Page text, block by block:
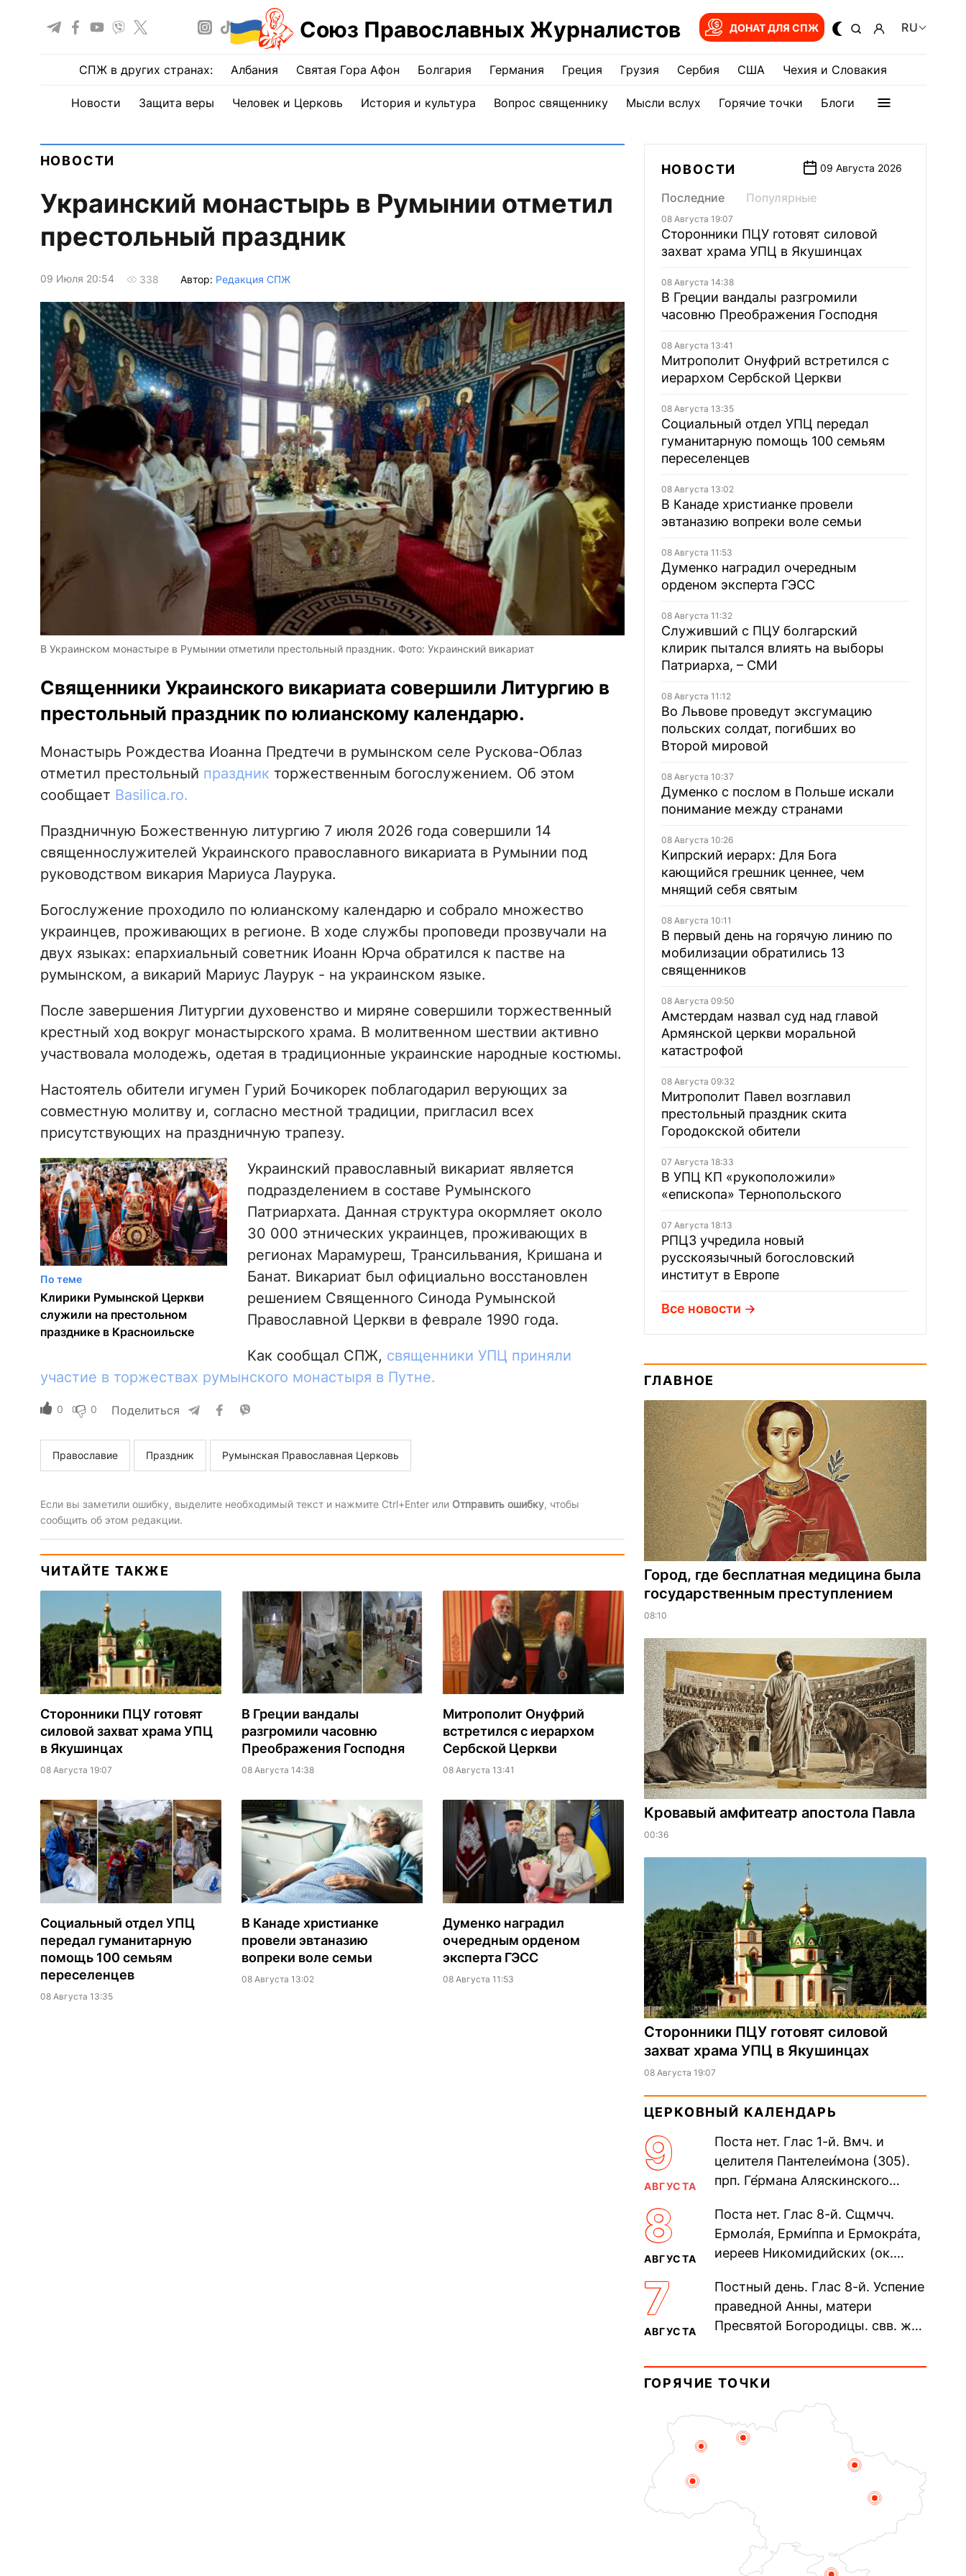
Союз Православных Журналистов ДОНАТ ДЛЯ СПЖ RU
СПЖ в других странах: Албания Святая Гора Афон Болгария Германия Греция Грузия Сербия США Чехия и Словакия
Новости Защита веры Человек и Церковь История и культура Вопрос священнику Мысли вслух Горячие точки Блоги
НОВОСТИ
Украинский монастырь в Румынии отметил
престольный праздник
09 Июля 20:54 338 Автор: Редакция СПЖ
В Украинском монастыре в Румынии отметили престольный праздник. Фото: Украинский викариат
Священники Украинского викариата совершили Литургию в
престольный праздник по юлианскому календарю.
Монастырь Рождества Иоанна Предтечи в румынском селе Рускова-Облаз
отметил престольный праздник торжественным богослужением. Об этом
сообщает Basilica.ro.
Праздничную Божественную литургию 7 июля 2026 года совершили 14
священнослужителей Украинского православного викариата в Румынии под
руководством викария Мариуса Лаурука.
Богослужение проходило по юлианскому календарю и собрало множество
украинцев, проживающих в регионе. В ходе службы проповеди прозвучали на
двух языках: епархиальный советник Иоанн Юрча обратился к пастве на
румынском, а викарий Мариус Лаурук - на украинском языке.
После завершения Литургии духовенство и миряне совершили торжественный
крестный ход вокруг монастырского храма. В молитвенном шествии активно
участвовала молодежь, одетая в традиционные украинские народные костюмы.
Настоятель обители игумен Гурий Бочикорек поблагодарил верующих за
совместную молитву и, согласно местной традиции, пригласил всех
присутствующих на праздничную трапезу.
По теме
Клирики Румынской Церкви
служили на престольном
празднике в Красноильске
Украинский православный викариат является
подразделением в составе Румынского
Патриархата. Данная структура окормляет около
30 000 этнических украинцев, проживающих в
регионах Марамуреш, Трансильвания, Кришана и
Банат. Викариат был официально восстановлен
решением Священного Синода Румынской
Православной Церкви в феврале 1990 года.
Как сообщал СПЖ, священники УПЦ приняли
участие в торжествах румынского монастыря в Путне.
0 0 Поделиться
Православие Праздник Румынская Православная Церковь
Если вы заметили ошибку, выделите необходимый текст и нажмите Ctrl+Enter или Отправить ошибку, чтобы
сообщить об этом редакции.
ЧИТАЙТЕ ТАКЖЕ
Сторонники ПЦУ готовят
силовой захват храма УПЦ
в Якушинцах
08 Августа 19:07
В Греции вандалы
разгромили часовню
Преображения Господня
08 Августа 14:38
Митрополит Онуфрий
встретился с иерархом
Сербской Церкви
08 Августа 13:41
Социальный отдел УПЦ
передал гуманитарную
помощь 100 семьям
переселенцев
08 Августа 13:35
В Канаде христианке
провели эвтаназию
вопреки воле семьи
08 Августа 13:02
Думенко наградил
очередным орденом
эксперта ГЭСС
08 Августа 11:53
НОВОСТИ 09 Августа 2026
Последние Популярные
08 Августа 19:07
Сторонники ПЦУ готовят силовой
захват храма УПЦ в Якушинцах
08 Августа 14:38
В Греции вандалы разгромили
часовню Преображения Господня
08 Августа 13:41
Митрополит Онуфрий встретился с
иерархом Сербской Церкви
08 Августа 13:35
Социальный отдел УПЦ передал
гуманитарную помощь 100 семьям
переселенцев
08 Августа 13:02
В Канаде христианке провели
эвтаназию вопреки воле семьи
08 Августа 11:53
Думенко наградил очередным
орденом эксперта ГЭСС
08 Августа 11:32
Служивший с ПЦУ болгарский
клирик пытался влиять на выборы
Патриарха, – СМИ
08 Августа 11:12
Во Львове проведут эксгумацию
польских солдат, погибших во
Второй мировой
08 Августа 10:37
Думенко с послом в Польше искали
понимание между странами
08 Августа 10:26
Кипрский иерарх: Для Бога
кающийся грешник ценнее, чем
мнящий себя святым
08 Августа 10:11
В первый день на горячую линию по
мобилизации обратились 13
священников
08 Августа 09:50
Амстердам назвал суд над главой
Армянской церкви моральной
катастрофой
08 Августа 09:32
Митрополит Павел возглавил
престольный праздник скита
Городокской обители
07 Августа 18:33
В УПЦ КП «рукоположили»
«епископа» Тернопольского
07 Августа 18:13
РПЦЗ учредила новый
русскоязычный богословский
институт в Европе
Все новости
ГЛАВНОЕ
Город, где бесплатная медицина была
государственным преступлением
08:10
​Кровавый амфитеатр апостола Павла
00:36
Сторонники ПЦУ готовят силовой
захват храма УПЦ в Якушинцах
08 Августа 19:07
ЦЕРКОВНЫЙ КАЛЕНДАРЬ
9
АВГУСТА
Поста нет. Глас 1-й. Вмч. и
целителя Пантелеи́мона (305).
прп. Ге́рмана Аляскинского
Николая Кочанова, Христа
ради...
8
АВГУСТА
Поста нет. Глас 8-й. Сщмчч.
Ермола́я, Ерми́ппа и Ермокра́та,
иереев Никомидийских (ок.
Печерского, в Ближних
пещерах...
7
АВГУСТА
Постный день. Глас 8-й. Успение
праведной Анны, матери
Пресвятой Богородицы. свв. жен
прп. Евпракси́и девы,...
ГОРЯЧИЕ ТОЧКИ